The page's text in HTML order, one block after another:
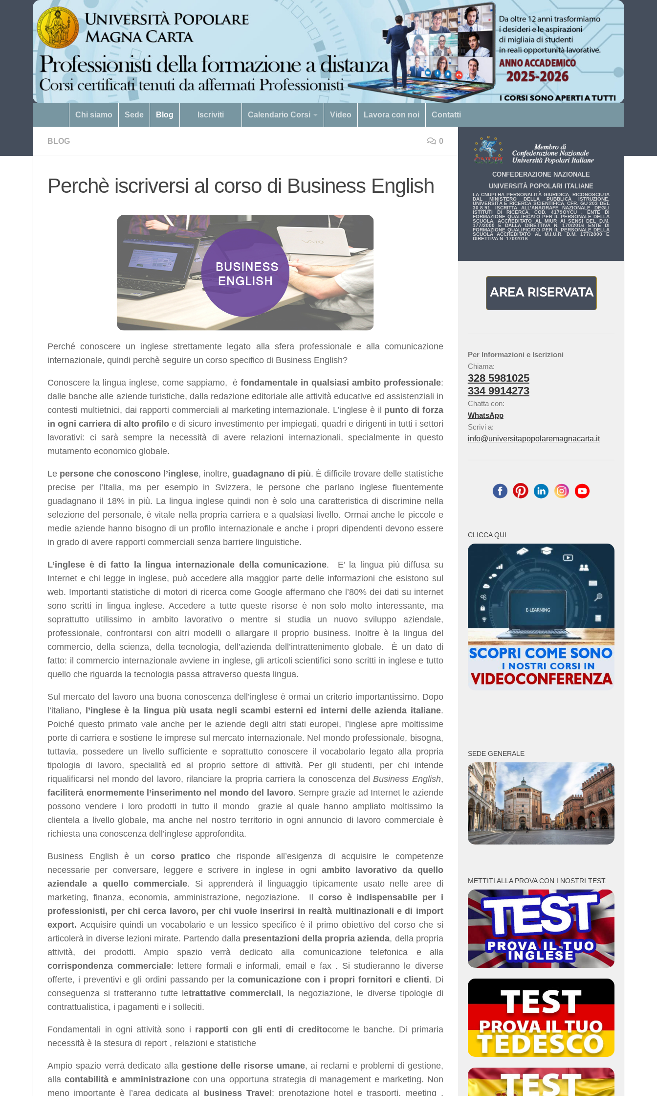
Salta al contenuto
Chi siamo Sede Blog Iscriviti Calendario Corsi Video Lavora con noi Contatti
BLOG 0
Perchè iscriversi al corso di Business English
Perché conoscere un inglese strettamente legato alla sfera professionale e alla comunicazione
internazionale, quindi perchè seguire un corso specifico di Business English?
Conoscere la lingua inglese, come sappiamo, èfondamentale in qualsiasi ambito professionale:
dalle banche alle aziende turistiche, dalla redazione editoriale alle attività educative ed assistenziali in
contesti multietnici, dai rapporti commerciali al marketing internazionale. L’inglese è il punto di forza
in ogni carriera di alto profilo e di sicuro investimento per impiegati, quadri e dirigenti in tutti i settori
lavorativi: ci sarà sempre la necessità di avere relazioni internazionali, specialmente in questo
mutamento economico globale.
Le persone che conoscono l’inglese, inoltre, guadagnano di più. È difficile trovare delle statistiche
precise per l’Italia, ma per esempio in Svizzera, le persone che parlano inglese fluentemente
guadagnano il 18% in più. La lingua inglese quindi non è solo una caratteristica di discrimine nella
selezione del personale, è vitale nella propria carriera e a qualsiasi livello. Ormai anche le piccole e
medie aziende hanno bisogno di un profilo internazionale e anche i propri dipendenti devono essere
in grado di avere rapporti commerciali senza barriere linguistiche.
L’inglese è di fatto la lingua internazionale della comunicazione. E’ la lingua più diffusa su
Internet e chi legge in inglese, può accedere alla maggior parte delle informazioni che esistono sul
web. Importanti statistiche di motori di ricerca come Google affermano che l’80% dei dati su internet
sono scritti in lingua inglese. Accedere a tutte queste risorse è non solo molto interessante, ma
soprattutto utilissimo in ambito lavorativo o mentre si studia un nuovo sviluppo aziendale,
professionale, confrontarsi con altri modelli o allargare il proprio business. Inoltre è la lingua del
commercio, della scienza, della tecnologia, dell’azienda dell’intrattenimento globale. È un dato di
fatto: il commercio internazionale avviene in inglese, gli articoli scientifici sono scritti in inglese e tutto
quello che riguarda la tecnologia passa attraverso questa lingua.
Sul mercato del lavoro una buona conoscenza dell’inglese è ormai un criterio importantissimo. Dopo
l’italiano,
l’inglese è la lingua più usata negli scambi esterni ed interni delle azienda italiane.
Poiché questo primato vale anche per le aziende degli altri stati europei, l’inglese apre moltissime
porte di carriera e sostiene le imprese sul mercato internazionale. Nel mondo professionale, bisogna,
tuttavia, possedere un livello sufficiente e soprattutto conoscere il vocabolario legato alla propria
tipologia di lavoro, specialità ed al proprio settore di attività. Per gli studenti, per chi intende
riqualificarsi nel mondo del lavoro, rilanciare la propria carriera la conoscenza delBusiness English,
faciliterà enormemente l’inserimento nel mondo del lavoro. Sempre grazie ad Internet le aziende
possono vendere i loro prodotti in tutto il mondo grazie al quale hanno ampliato moltissimo la
clientela a livello globale, ma anche nel nostro territorio in ogni annuncio di lavoro commerciale è
richiesta una conoscenza dell’inglese approfondita.
Business English è un corso pratico che risponde all’esigenza di acquisire le competenze
necessarie per conversare, leggere e scrivere in inglese in ogniambito lavorativo da quello
aziendale a quello commerciale. Si apprenderà il linguaggio tipicamente usato nelle aree di
marketing, finanza, economia, amministrazione, negoziazione. Ilcorso è indispensabile per i
professionisti, per chi cerca lavoro, per chi vuole inserirsi in realtà multinazionali e di import
export. Acquisire quindi un vocabolario e un lessico specifico è il primo obiettivo del corso che si
articolerà in diverse lezioni mirate. Partendo dalla presentazioni della propria azienda, della propria
attività, dei prodotti. Ampio spazio verrà dedicato alla comunicazione telefonica e alla
corrispondenza commerciale: lettere formali e informali, email e fax . Si studieranno le diverse
offerte, i preventivi e gli ordini passando per lacomunicazione con i propri fornitori e clienti. Di
conseguenza si tratteranno tutte letrattative commerciali, la negoziazione, le diverse tipologie di
contrattualistica, i pagamenti e i solleciti.
Fondamentali in ogni attività sono i rapporti con gli enti di creditocome le banche. Di primaria
necessità è la stesura di report , relazioni e statistiche
Ampio spazio verrà dedicato alla gestione delle risorse umane, ai reclami e problemi di gestione,
allacontabilità e amministrazionecon una opportuna strategia di management e marketing. Non
meno importante è l’area dedicata al
business Travel : prenotazione hotel e trasporti, meeting ,
CONFEDERAZIONE NAZIONALE
UNIVERSITÀ POPOLARI ITALIANE
LA CNUPI HA PERSONALITÀ GIURIDICA, RICONOSCIUTA
DAL MINISTERO DELLA PUBBLICA ISTRUZIONE,
UNIVERSITÀ E RICERCA SCIENTIFICA, CFR. GU 203 DEL
30.8.91. ISCRITTA ALL’ANAGRAFE NAZIONALE DEGLI
ISTITUTI DI RICERCA, COD. 4179OYCU . ENTE DI
FORMAZIONE QUALIFICATO PER IL PERSONALE DELLA
SCUOLA, ACCREDITATO AL MIUR AI SENSI DEL D.M.
177/2000 E DALLA DIRETTIVA N. 170/2016 ENTE DI
FORMAZIONE QUALIFICATO PER IL PERSONALE DELLA
SCUOLA ACCREDITATO AL M.I.U.R. D.M. 177/2000 E
DIRETTIVA N. 170/2016
Per Informazioni e Iscrizioni
Chiama:
328 5981025
334 9914273
Chatta con:
WhatsApp
Scrivi a:
info@universitapopolaremagnacarta.it
CLICCA QUI
SEDE GENERALE
METTITI ALLA PROVA CON I NOSTRI TEST: